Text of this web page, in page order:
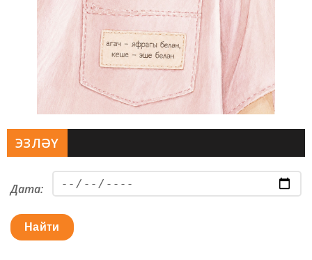
ЭЗЛӘҮ
Дата:
Найти